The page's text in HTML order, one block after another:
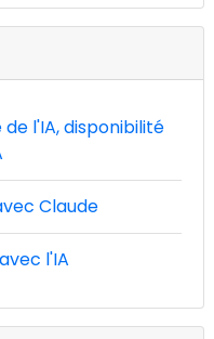
l'IA, disponibilité
Claude
l'IA